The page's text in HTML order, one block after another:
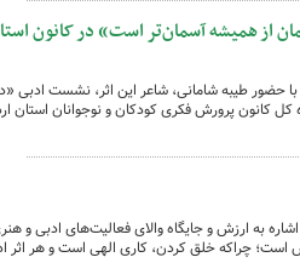
از همیشه آسمان‌تر است» در کانون
طیبه شامانی، شاعر این اثر، نشست ادبی
به ارزش و جایگاه والای فعالیت‌های ادبی و
چراکه خلق کردن، کاری الهی است و هر اثر